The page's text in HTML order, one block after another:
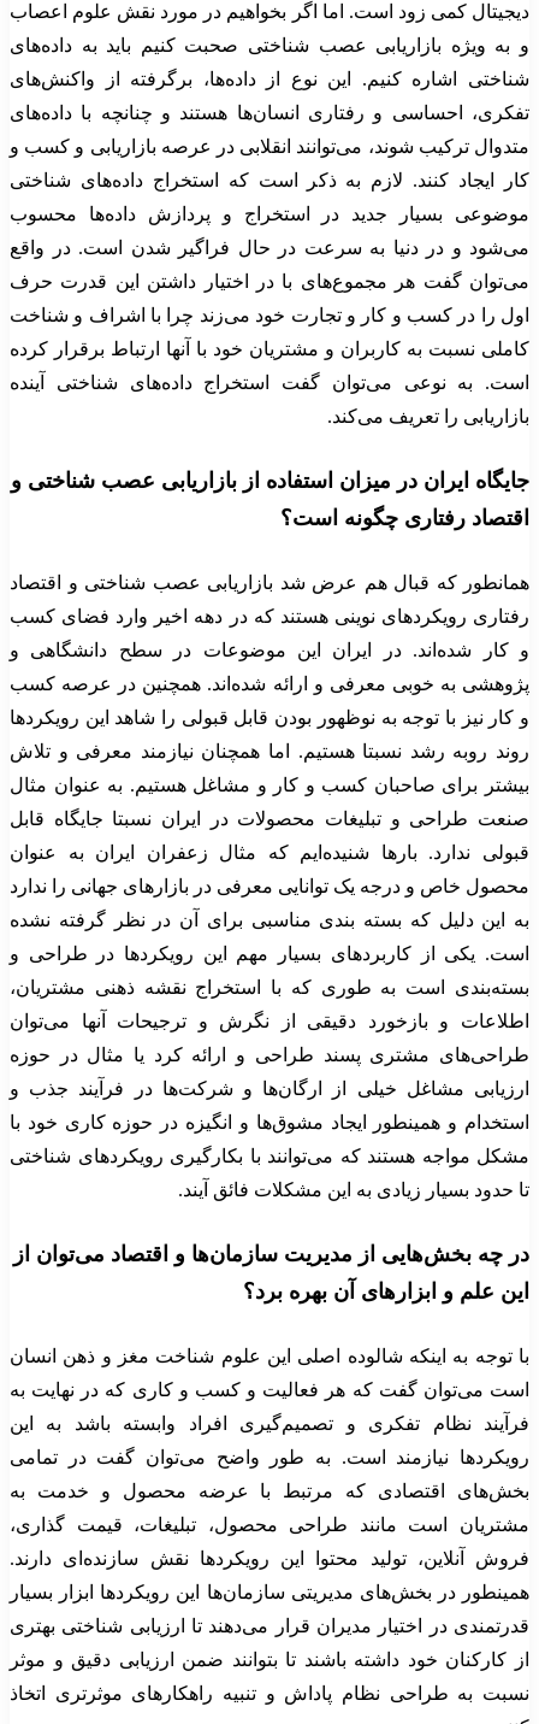
دیجیتال کمی زود است. اما اگر بخواهیم در مورد نقش علوم اعصاب
و به ویژه بازاریابی عصب شناختی صحبت کنیم باید به داده‌های
شناختی اشاره کنیم. این نوع از داده‌ها، برگرفته از واکنش‌های
تفکری، احساسی و رفتاری انسان‌ها هستند و چنانچه با داده‌های
متدوال ترکیب شوند، می‌توانند انقلابی در عرصه بازاریابی و کسب و
کار ایجاد کنند. لازم به ذکر است که استخراج داده‌های شناختی
موضوعی بسیار جدید در استخراج و پردازش داده‌ها محسوب
می‌شود و در دنیا به سرعت در حال فراگیر شدن است. در واقع
می‌توان گفت هر مجموع‌های با در اختیار داشتن این قدرت حرف
اول را در کسب و کار و تجارت خود می‌زند چرا با اشراف و شناخت
کاملی نسبت به کاربران و مشتریان خود با آنها ارتباط برقرار کرده
است. به نوعی می‌توان گفت استخراج داده‌های شناختی آینده
بازاریابی را تعریف می‌کند.
جایگاه ایران در میزان استفاده از بازاریابی عصب شناختی و
اقتصاد رفتاری چگونه است؟
همانطور که قبال هم عرض شد بازاریابی عصب شناختی و اقتصاد
رفتاری رویکردهای نوینی هستند که در دهه اخیر وارد فضای کسب
و کار شده‌اند. در ایران این موضوعات در سطح دانشگاهی و
پژوهشی به خوبی معرفی و ارائه شده‌اند. همچنین در عرصه کسب
و کار نیز با توجه به نوظهور بودن قابل قبولی را شاهد این رویکردها
روند روبه رشد نسبتا هستیم. اما همچنان نیازمند معرفی و تلاش
بیشتر برای صاحبان کسب و کار و مشاغل هستیم. به عنوان مثال
صنعت طراحی و تبلیغات محصولات در ایران نسبتا جایگاه قابل
قبولی ندارد. بارها شنیده‌ایم که مثال زعفران ایران به عنوان
محصول خاص و درجه یک توانایی معرفی در بازارهای جهانی را ندارد
به این دلیل که بسته بندی مناسبی برای آن در نظر گرفته نشده
است. یکی از کاربردهای بسیار مهم این رویکردها در طراحی و
بسته‌بندی است به طوری که با استخراج نقشه ذهنی مشتریان،
اطلاعات و بازخورد دقیقی از نگرش و ترجیحات آنها می‌توان
طراحی‌های مشتری پسند طراحی و ارائه کرد یا مثال در حوزه
ارزیابی مشاغل خیلی از ارگان‌ها و شرکت‌ها در فرآیند جذب و
استخدام و همینطور ایجاد مشوق‌ها و انگیزه در حوزه کاری خود با
مشکل مواجه هستند که می‌توانند با بکارگیری رویکردهای شناختی
تا حدود بسیار زیادی به این مشکلات فائق آیند.
در چه بخش‌هایی از مدیریت سازمان‌ها و اقتصاد می‌توان از
این علم و ابزارهای آن بهره برد؟
با توجه به اینکه شالوده اصلی این علوم شناخت مغز و ذهن انسان
است می‌توان گفت که هر فعالیت و کسب و کاری که در نهایت به
فرآیند نظام تفکری و تصمیم‌گیری افراد وابسته باشد به این
رویکردها نیازمند است. به طور واضح می‌توان گفت در تمامی
بخش‌های اقتصادی که مرتبط با عرضه محصول و خدمت به
مشتریان است مانند طراحی محصول، تبلیغات، قیمت گذاری،
فروش آنلاین، تولید محتوا این رویکردها نقش سازنده‌ای دارند.
همینطور در بخش‌های مدیریتی سازمان‌ها این رویکردها ابزار بسیار
قدرتمندی در اختیار مدیران قرار می‌دهند تا ارزیابی شناختی بهتری
از کارکنان خود داشته باشند تا بتوانند ضمن ارزیابی دقیق و موثر
نسبت به طراحی نظام پاداش و تنبیه راهکارهای موثرتری اتخاذ